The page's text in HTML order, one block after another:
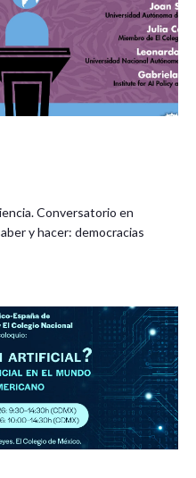
Conversatorio en
y hacer: democracias